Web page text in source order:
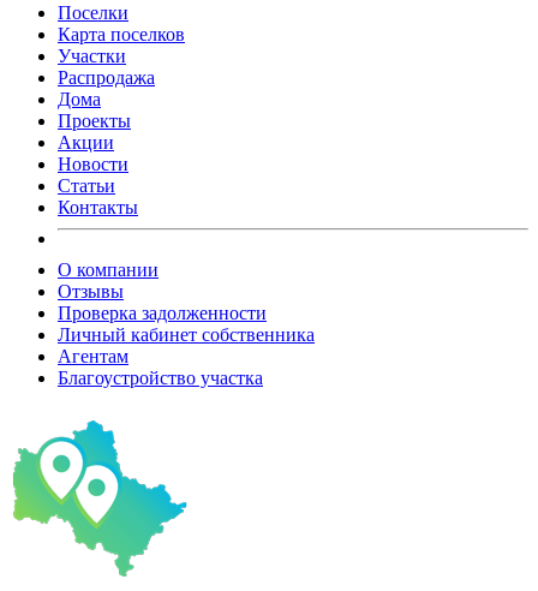
Поселки
Карта поселков
Участки
Распродажа
Дома
Проекты
Акции
Новости
Статьи
Контакты
О компании
Отзывы
Проверка задолженности
Личный кабинет собственника
Агентам
Благоустройство участка